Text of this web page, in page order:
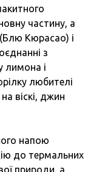
частину, а
(Блю Кюрасао) і
з
лимона і
любителі
віскі, джин
напою
до термальних
природи, а